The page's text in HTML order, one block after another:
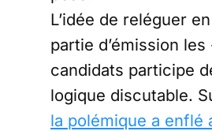
L’idée de reléguer
partie d’émission
candidats participe
logique discutable.
la polémique a enflé